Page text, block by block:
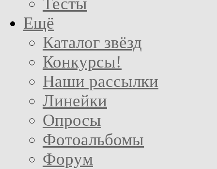
Ещё
Каталог звёзд
Конкурсы!
Наши рассылки
Линейки
Опросы
Фотоальбомы
Форум